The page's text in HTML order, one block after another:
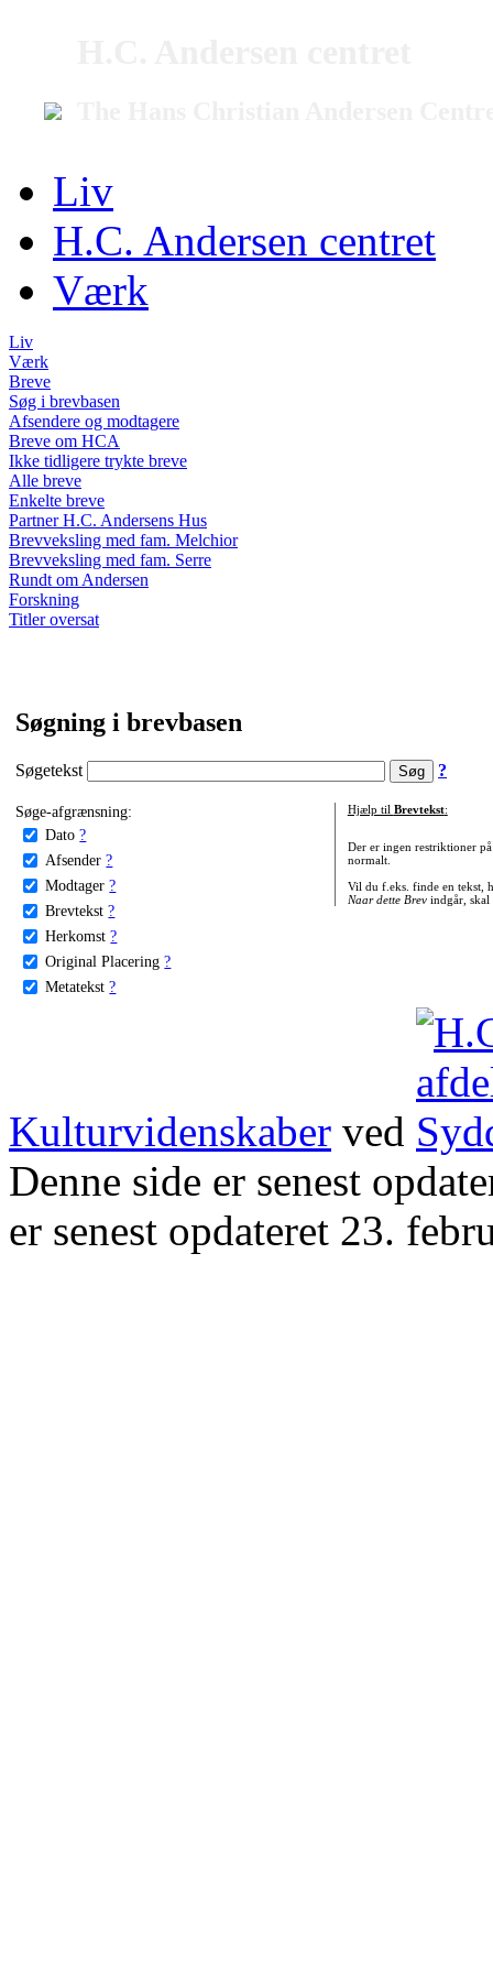
Liv
H.C. Andersen centret
Værk
Liv
Værk
Breve
Søg i brevbasen
Afsendere og modtagere
Breve om HCA
Ikke tidligere trykte breve
Alle breve
Enkelte breve
Partner H.C. Andersens Hus
Brevveksling med fam. Melchior
Brevveksling med fam. Serre
Rundt om Andersen
Forskning
Titler oversat
Søgning i brevbasen
Søgetekst ?
Søge-afgrænsning:
Dato ?
Afsender ?
Modtager ?
Brevtekst ?
Herkomst ?
Original Placering ?
Metatekst ?
Hjælp til Brevtekst:
Der er ingen restriktioner
normalt.
Vil du f.eks. finde en tekst,
Naar dette Brevindgår, skal
Kulturvidenskaber ved
Denne side er senest
er senest opdateret 23.